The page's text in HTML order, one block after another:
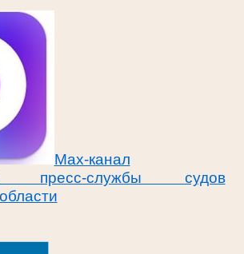
Max-канал
пресс-службы судов